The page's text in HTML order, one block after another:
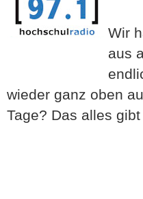
Wir
aus
wieder ganz oben
Tage? Das alles